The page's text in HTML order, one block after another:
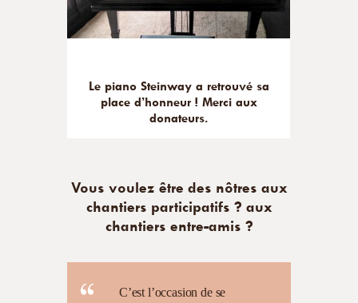
Le piano Steinway a retrouvé sa
place d’honneur ! Merci aux
donateurs.
Vous voulez être des nôtres aux
chantiers participatifs ? aux
chantiers entre-amis ?
C’est l’occasion de se